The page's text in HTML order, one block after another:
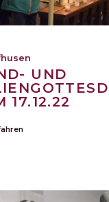
UND
17.12.22